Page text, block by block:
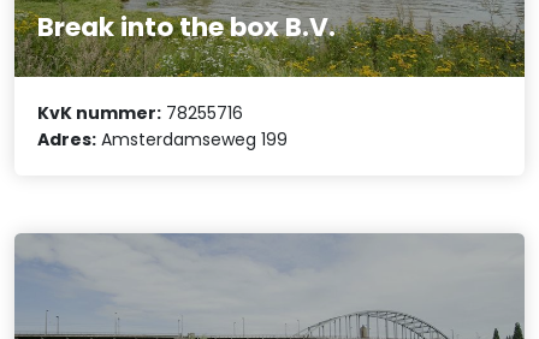
Break into the box B.V.
KvK nummer: 78255716
Adres: Amsterdamseweg 199